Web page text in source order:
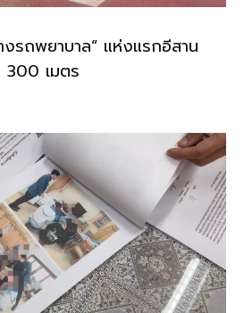
รถพยาบาล” แห่งแรกอีสาน
300 เมตร